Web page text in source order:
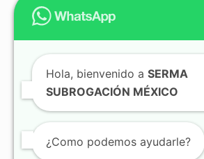
Hola, bienvenido a SERMA
SUBROGACIÓN MÉXICO
¿Como podemos ayudarle?